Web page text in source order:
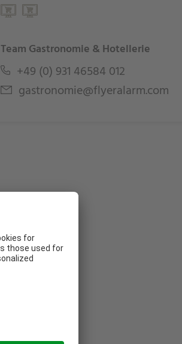
Team Gastronomie & Hotellerie
+49 (0) 931 46584 012
gastronomie@flyeralarm.com